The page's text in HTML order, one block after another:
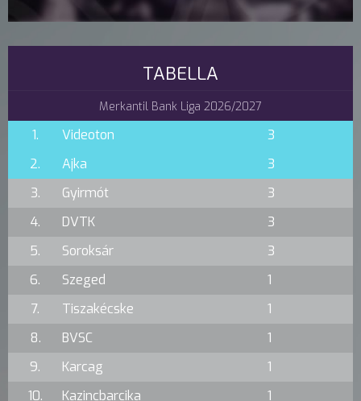
TABELLA
Merkantil Bank Liga 2026/2027
1. Videoton
3
2.
Ajka
3
3.
Gyirmót
3
4.
DVTK
3
5.
Soroksár
3
6.
Szeged
1
7.
Tiszakécske
1
8.
BVSC
1
9.
Karcag
1
10.
Kazincbarcika 1